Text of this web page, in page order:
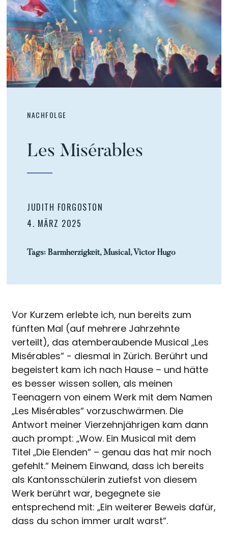
NACHFOLGE
Les Misérables
JUDITH FORGOSTON
4. MÄRZ 2025
Tags:Barmherzigkeit,Musical, Victor Hugo
Vor Kurzem erlebte ich, nun bereits zum
fünften Mal (auf mehrere Jahrzehnte
verteilt), das atemberaubende Musical „Les
Misérables“ - diesmal in Zürich. Berührt und
begeistert kam ich nach Hause – und hätte
es besser wissen sollen, als meinen
Teenagern von einem Werk mit dem Namen
„Les Misérables“ vorzuschwärmen. Die
Antwort meiner Vierzehnjährigen kam dann
auch prompt: „Wow. Ein Musical mit dem
Titel „Die Elenden“ – genau das hat mir noch
gefehlt.“ Meinem Einwand, dass ich bereits
als Kantonsschülerin zutiefst von diesem
Werk berührt war, begegnete sie
entsprechend mit: „Ein weiterer Beweis dafür,
dass du schon immer uralt warst“.